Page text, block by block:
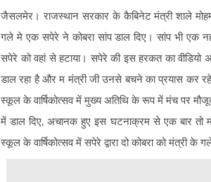
जैसलमेर। राजस्थान सरकार के कैबिनेट मंत्री शाले
गले मे एक सपेरे ने कोबरा सांप डाल दिए। सांप भी एक
सपेरे को वहां से हटाया। सपेरे की इस हरकत का वीडियो
डाल रहा है और म मंत्री जी उनसे बचने का प्रयास कर
स्कूल के वार्षिकोत्सव में मुख्य अतिथि के रूप में मंच पर
में डाल दिए, अचानक हुए इस घटनाक्रम से एक बार तो
स्कूल के वार्षिकोत्सव में सपेरे द्वारा दो कोबरा को मंत्री के